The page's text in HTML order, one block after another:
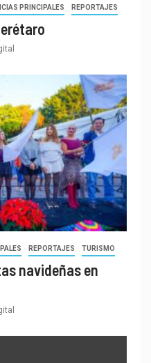
PRINCIPALES REPORTAJES
REPORTAJES TURISMO
navideñas en